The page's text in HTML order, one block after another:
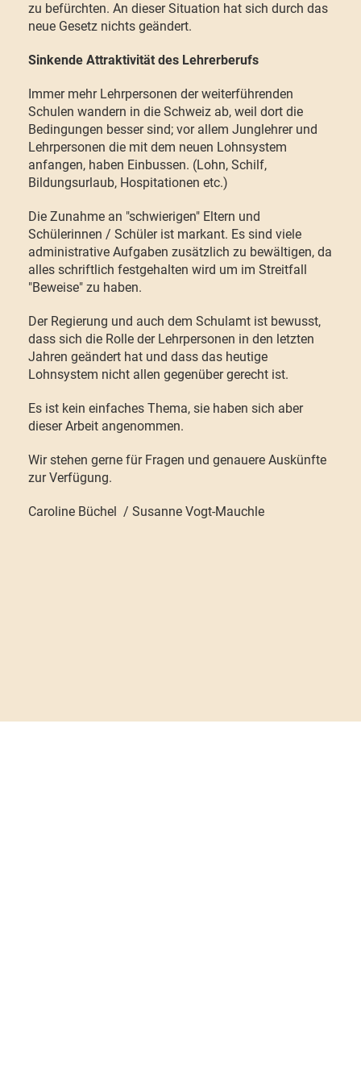
zu befürchten. An dieser Situation hat sich durch das
neue Gesetz nichts geändert.
Sinkende Attraktivität des Lehrerberufs
Immer mehr Lehrpersonen der weiterführenden
Schulen wandern in die Schweiz ab, weil dort die
Bedingungen besser sind; vor allem Junglehrer und
Lehrpersonen die mit dem neuen Lohnsystem
anfangen, haben Einbussen. (Lohn, Schilf,
Bildungsurlaub, Hospitationen etc.)
Die Zunahme an "schwierigen" Eltern und
Schülerinnen / Schüler ist markant. Es sind viele
administrative Aufgaben zusätzlich zu bewältigen, da
alles schriftlich festgehalten wird um im Streitfall
"Beweise" zu haben.
Der Regierung und auch dem Schulamt ist bewusst,
dass sich die Rolle der Lehrpersonen in den letzten
Jahren geändert hat und dass das heutige
Lohnsystem nicht allen gegenüber gerecht ist.
Es ist kein einfaches Thema, sie haben sich aber
dieser Arbeit angenommen.
Wir stehen gerne für Fragen und genauere Auskünfte
zur Verfügung.
Caroline Büchel / Susanne Vogt-Mauchle